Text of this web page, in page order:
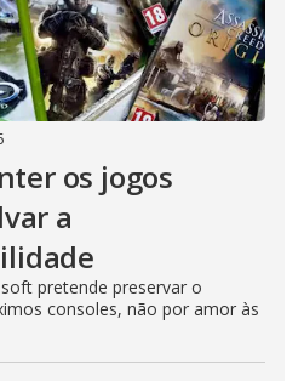
os jogos
a
pretende preservar o
consoles, não por amor às